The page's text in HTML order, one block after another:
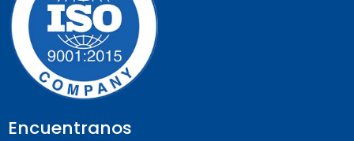
Encuentranos